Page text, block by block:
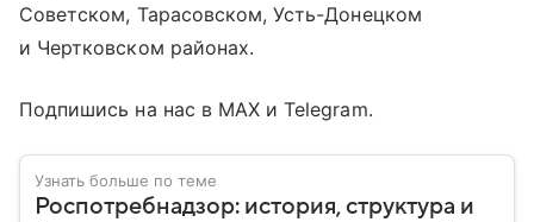
Советском, Тарасовском, Усть-Донецком
и Чертковском районах.
Подпишись на нас в MAX и Telegram.
Узнать больше по теме
Роспотребнадзор: история, структура и